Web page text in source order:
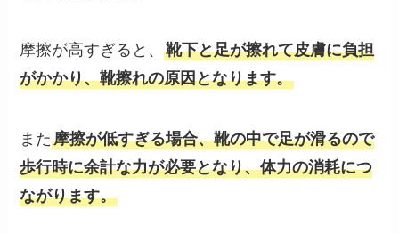
摩擦が高すぎると、靴下と足が擦れて皮膚に負担
がかかり、靴擦れの原因となります。
また摩擦が低すぎる場合、靴の中で足が滑るので
歩行時に余計な力が必要となり、体力の消耗につ
ながります。